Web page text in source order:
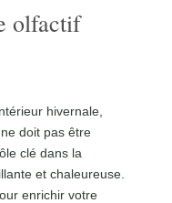
olfactif
hivernale,
doit pas être
clé dans la
et chaleureuse.
enrichir votre